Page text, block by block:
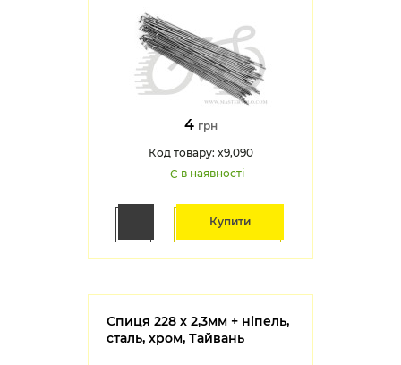
4 грн
Код товару: x9,090
Є в наявності
Купити
Спиця 228 х 2,3мм + ніпель,
сталь, хром, Тайвань